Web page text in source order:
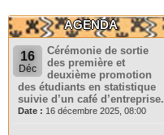
AGENDA
16
Déc
Cérémonie de sortie
des première et
deuxième promotion
des étudiants en statistique
suivie d’un café d’entreprise.
Date : 16 décembre 2025, 08:00